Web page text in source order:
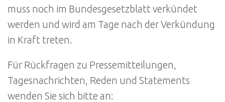
muss noch im Bundesgesetzblatt verkündet
werden und wird am Tage nach der Verkündung
in Kraft treten.
Für Rückfragen zu Pressemitteilungen,
Tagesnachrichten, Reden und Statements
wenden Sie sich bitte an: